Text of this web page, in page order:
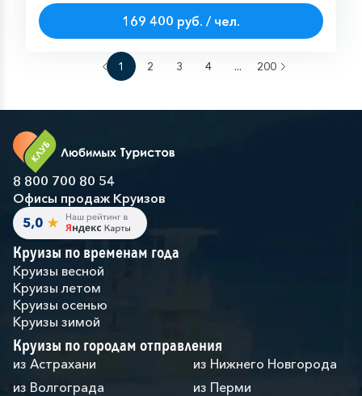
169 400 руб. / чел.
1 2 3 4 ... 200
8 800 700 80 54
Офисы продаж Круизов
Круизы по временам года
Круизы весной
Круизы летом
Круизы осенью
Круизы зимой
Круизы по городам отправления
из Астрахани
из Волгограда
из Нижнего Новгорода
из Перми